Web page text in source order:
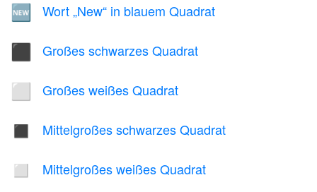
🆕 Wort „New“ in blauem Quadrat
⬛ Großes schwarzes Quadrat
⬜ Großes weißes Quadrat
◼️ Mittelgroßes schwarzes Quadrat
◻️ Mittelgroßes weißes Quadrat